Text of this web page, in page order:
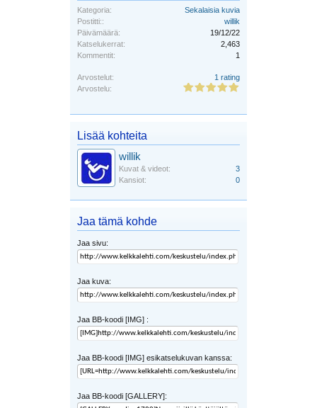
Kategoria:
Sekalaisia kuvia
Postitti::
willik
Päivämäärä:
19/12/22
Katselukerrat:
2,463
Kommentit:
1
Arvostelut:
1 rating
Arvostelu:
Lisää kohteita
willik
Kuvat & videot:
3
Kansiot:
0
Jaa tämä kohde
Jaa sivu:
Jaa kuva:
Jaa BB-koodi [IMG] :
Jaa BB-koodi [IMG] esikatselukuvan kanssa:
Jaa BB-koodi [GALLERY]: